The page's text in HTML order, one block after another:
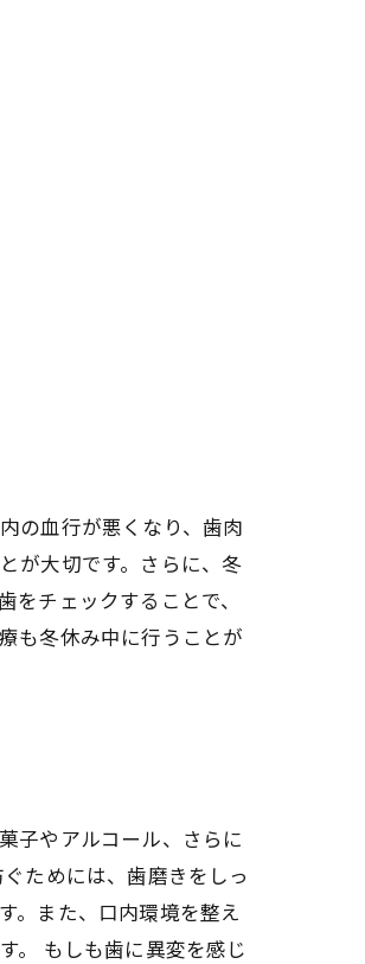
の血行が悪くなり、歯肉
が大切です。さらに、冬
チェックすることで、
も冬休み中に行うことが
子やアルコール、さらに
ためには、歯磨きをしっ
。また、口内環境を整え
。 もしも歯に異変を感じ